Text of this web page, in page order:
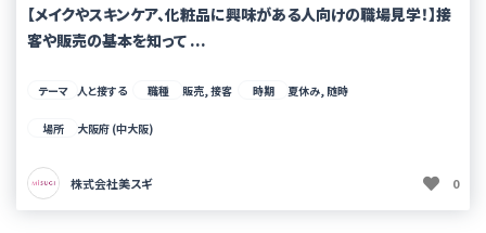
【メイクやスキンケア、化粧品に興味がある人向けの職場見学！】接
客や販売の基本を知って ...
テーマ 人と接する 職種 販売, 接客 時期 夏休み, 随時
場所 大阪府 (中大阪)
株式会社美スギ 0